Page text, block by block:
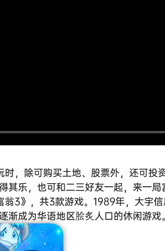
，除可购买土地、股票外，还可投
乐，也可和二三好友一起，来一局
翁3》，共3款游戏。1989年，大宇
渐成为华语地区脍炙人口的休闲游戏。